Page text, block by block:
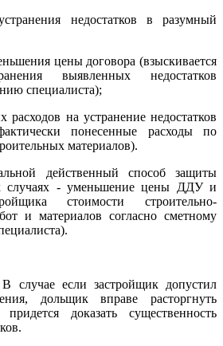
недостатков в разумный
цены договора (взыскивается
выявленных недостатков
специалиста);
расходов на устранение недостатков
понесенные расходы по
материалов).
действенный способ защиты
случаях - уменьшение цены ДДУ и
стоимости строительно-
и материалов согласно сметному
В случае если застройщик допустил
дольщик вправе расторгнуть
доказать существенность